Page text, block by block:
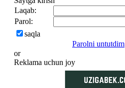
Laqab:
Parol:
saqla
Parolni untutdim
or
Reklama uchun joy